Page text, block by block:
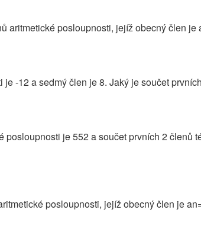
aritmetické posloupnosti, jejíž obecný člen je
-12 a sedmý člen je 8. Jaký je součet
posloupnosti je 552 a součet prvních 2 členů
posloupnosti, jejíž obecný člen je